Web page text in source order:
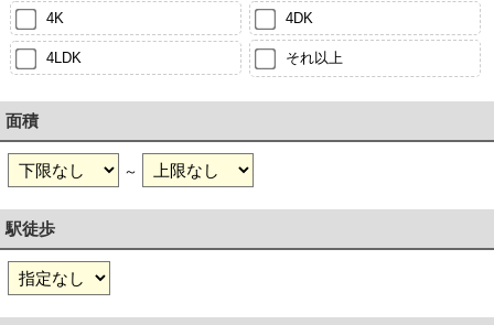
4K 4DK
4LDK それ以上
面積
～
駅徒歩